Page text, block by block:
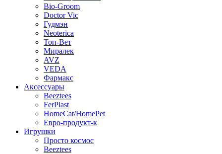
Bio-Groom
Doctor Vic
Гудмэн
Neoterica
Топ-Вет
Миралек
AVZ
VEDA
Фармакс
Аксессуары
Beeztees
FerPlast
HomeCat/HomePet
Евро-продукт-к
Игрушки
Просто космос
Beeztees